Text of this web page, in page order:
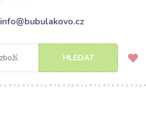
info@bubulakovo.cz
HLEDAT